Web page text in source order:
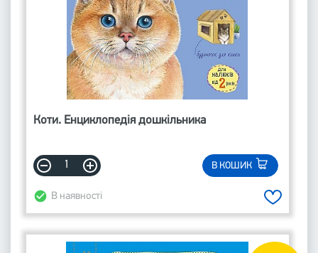
Коти. Енциклопедія дошкільника
В КОШИК
В наявності